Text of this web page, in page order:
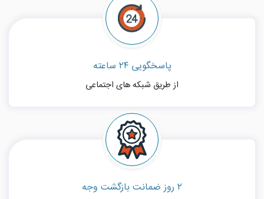
پاسخگویی ۲۴ ساعته
از طریق شبکه های اجتماعی
۲ روز ضمانت بازگشت وجه